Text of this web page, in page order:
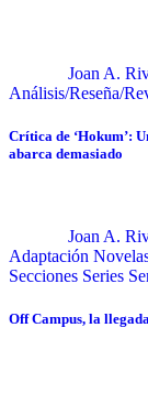
Joan A.
Análisis/Reseña/
Crítica de ‘Hokum’:
abarca demasiado
Joan A.
Adaptación
Secciones Series
Off Campus, la